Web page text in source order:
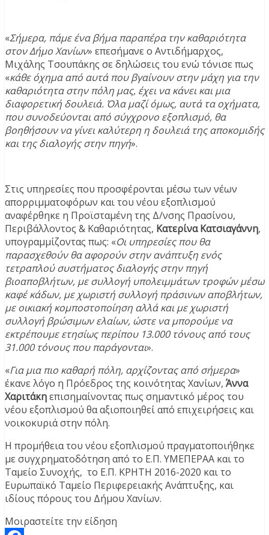
«Σήμερα, πάμε ένα βήμα παραπέρα την καθαριότητα
στον Δήμο Χανίων» επεσήμανε ο Αντιδήμαρχος,
Μιχάλης Τσουπάκης σε δηλώσεις του ενώ τόνισε πως
«κάθε όχημα από αυτά που βγαίνουν στην μάχη για την
καθαριότητα στην πόλη μας, έχει να κάνει και μια
διαφορετική δουλειά. Όλα μαζί όμως, αυτά τα οχήματα,
που συνοδεύονται από σύγχρονο εξοπλισμό, θα
βοηθήσουν να γίνει καλύτερη η δουλειά της αποκομιδής
και της διαλογής στην πηγή».
Στις υπηρεσίες που προσφέρονται μέσω των νέων
απορριμματοφόρων και του νέου εξοπλισμού
αναφέρθηκε η Προϊσταμένη της Δ/νσης Πρασίνου,
Περιβάλλοντος & Καθαριότητας, Κατερίνα Κατσιαγάννη,
υπογραμμίζοντας πως: «Οι υπηρεσίες που θα
παρασχεθούν θα αφορούν στην ανάπτυξη ενός
τετραπλού συστήματος διαλογής στην πηγή
βιοαποβλήτων, με συλλογή υπολειμμάτων τροφών μέσω
καφέ κάδων, με χωριστή συλλογή πράσινων αποβλήτων,
με οικιακή κομποστοποίηση αλλά και με χωριστή
συλλογή βρώσιμων ελαίων, ώστε να μπορούμε να
εκτρέπουμε ετησίως περίπου 13.000 τόνους από τους
31.000 τόνους που παράγονται».
«Για μια πιο καθαρή πόλη, αρχίζοντας από σήμερα»
έκανε λόγο η Πρόεδρος της κοινότητας Χανίων, Άννα
Χαριτάκηεπισημαίνοντας πως σημαντικό μέρος του
νέου εξοπλισμού θα αξιοποιηθεί από επιχειρήσεις και
νοικοκυριά στην πόλη.
Η προμήθεια του νέου εξοπλισμού πραγματοποιήθηκε
με συγχρηματοδότηση από το Ε.Π. ΥΜΕΠΕΡΑΑ και το
Ταμείο Συνοχής, το Ε.Π. ΚΡΗΤΗ 2016-2020 και το
Ευρωπαϊκό Ταμείο Περιφερειακής Ανάπτυξης, και
ιδίους πόρους του Δήμου Χανίων.
Μοιραστείτε την είδηση